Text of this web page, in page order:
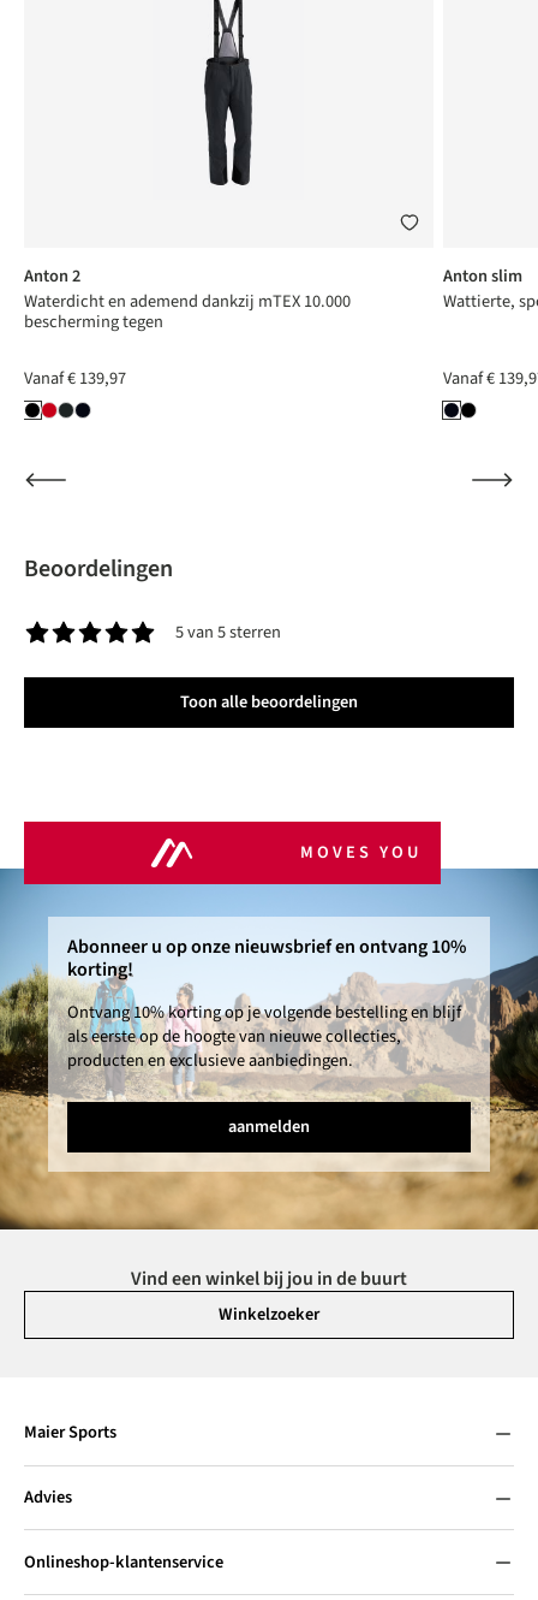
Anton 2
Waterdicht en ademend dankzij mTEX 10.000
bescherming tegen
Vanaf€ 139,97
Anton slim
Wattierte,
Vanaf€
Beoordelingen
5 van 5 sterren
Toon alle beoordelingen
MOVES YOU
Abonneer u op onze nieuwsbrief en ontvang 10%
korting!
Ontvang 10% korting op je volgende bestelling en blijf
als eerste op de hoogte van nieuwe collecties,
producten en exclusieve aanbiedingen.
aanmelden
Vind een winkel bij jou in de buurt
Winkelzoeker
Maier Sports
Advies
Onlineshop-klantenservice